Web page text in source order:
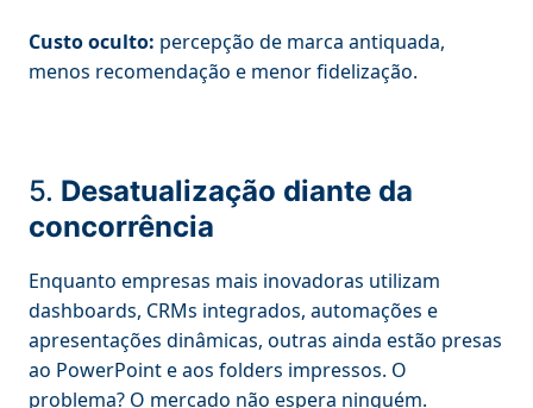
Custo oculto: percepção de marca antiquada,
menos recomendação e menor fidelização.
5. Desatualização diante da
concorrência
Enquanto empresas mais inovadoras utilizam
dashboards, CRMs integrados, automações e
apresentações dinâmicas, outras ainda estão presas
ao PowerPoint e aos folders impressos. O
problema? O mercado não espera ninguém.